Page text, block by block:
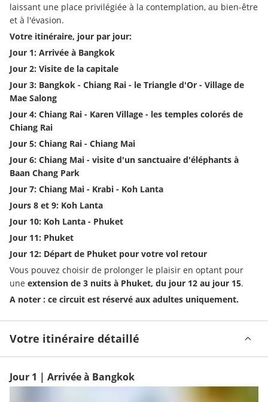
laissant une place privilégiée à la contemplation, au bien-être
et à l'évasion.
Votre itinéraire, jour par jour:
Jour 1: Arrivée à Bangkok
Jour 2: Visite de la capitale
Jour 3: Bangkok - Chiang Rai - le Triangle d'Or - Village de
Mae Salong
Jour 4: Chiang Rai - Karen Village - les temples colorés de
Chiang Rai
Jour 5: Chiang Rai - Chiang Mai
Jour 6: Chiang Mai - visite d'un sanctuaire d'éléphants à
Baan Chang Park
Jour 7: Chiang Mai - Krabi - Koh Lanta
Jours 8 et 9: Koh Lanta
Jour 10: Koh Lanta - Phuket
Jour 11: Phuket
Jour 12: Départ de Phuket pour votre vol retour
Vous pouvez choisir de prolonger le plaisir en optant pour
une extension de 3 nuits à Phuket, du jour 12 au jour 15.
A noter : ce circuit est réservé aux adultes uniquement.
Votre itinéraire détaillé
Jour 1 | Arrivée à Bangkok